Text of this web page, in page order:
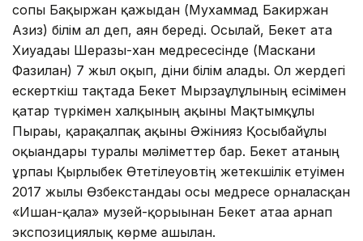
сопы Бақыржан қажыдан (Мухаммад Бакиржан
Азиз) білім ал деп, аян береді. Осылай, Бекет ата
Хиуадағы Шерғазы-хан медресесінде (Маскани
Фазилан) 7 жыл оқып, діни білім алады. Ол жердегі
ескерткіш тақтада Бекет Мырзағұлұлының есімімен
қатар түркімен халқының ақыны Мақтымқұлы
Пырағы, қарақалпақ ақыны Әжінияз Қосыбайұлы
оқығандары туралы мәліметтер бар. Бекет атаның
ұрпағы Қырлыбек Өтетілеуовтің жетекшілік етуімен
2017 жылы Өзбекстандағы осы медресе орналасқан
«Ишан-қала» музей-қорығынан Бекет атаға арнап
экспозициялық көрме ашылған.